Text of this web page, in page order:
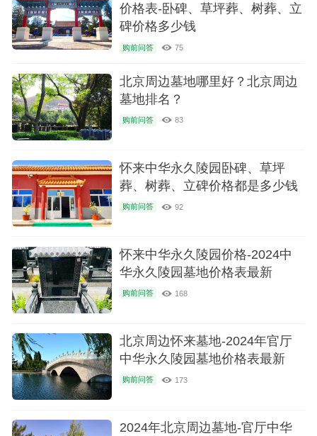
价格表-卧碑、草坪葬、树葬、立
碑价格多少钱
购前问答 75
北京周边墓地哪里好？北京周边
墓地排名？
购前问答 83
怀来中华永久陵园卧碑、草坪
葬、树葬、立碑价格都是多少钱
购前问答 92
怀来中华永久陵园价格-2024中
华永久陵园墓地价格表最新
购前问答 168
北京周边怀来墓地-2024年官厅
中华永久陵园墓地价格表最新
购前问答 173
2024年北京周边墓地-官厅中华